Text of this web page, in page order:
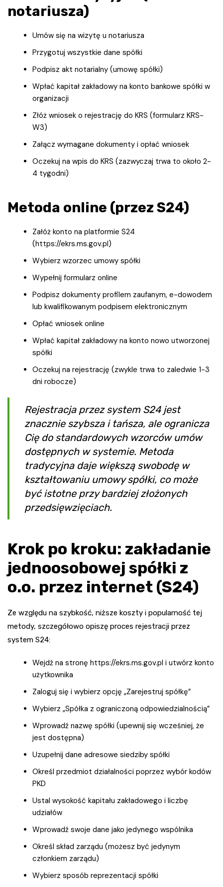
notariusza)
Umów się na wizytę u notariusza
Przygotuj wszystkie dane spółki
Podpisz akt notarialny (umowę spółki)
Wpłać kapitał zakładowy na konto bankowe spółki w
organizacji
Złóż wniosek o rejestrację do KRS (formularz KRS-
W3)
Załącz wymagane dokumenty i opłać wniosek
Oczekuj na wpis do KRS (zazwyczaj trwa to około 2-
4 tygodni)
Metoda online (przez S24)
Załóż konto na platformie S24
(https://ekrs.ms.gov.pl)
Wybierz wzorzec umowy spółki
Wypełnij formularz online
Podpisz dokumenty profilem zaufanym, e-dowodem
lub kwalifikowanym podpisem elektronicznym
Opłać wniosek online
Wpłać kapitał zakładowy na konto nowo utworzonej
spółki
Oczekuj na rejestrację (zwykle trwa to zaledwie 1-3
dni robocze)
Rejestracja przez system S24 jest
znacznie szybsza i tańsza, ale ogranicza
Cię do standardowych wzorców umów
dostępnych w systemie. Metoda
tradycyjna daje większą swobodę w
kształtowaniu umowy spółki, co może
być istotne przy bardziej złożonych
przedsięwzięciach.
Krok po kroku: zakładanie
jednoosobowej spółki z
o.o. przez internet (S24)
Ze względu na szybkość, niższe koszty i popularność tej
metody, szczegółowo opiszę proces rejestracji przez
system S24:
Wejdź na stronę https://ekrs.ms.gov.pl i utwórz konto
użytkownika
Zaloguj się i wybierz opcję „Zarejestruj spółkę”
Wybierz „Spółka z ograniczoną odpowiedzialnością”
Wprowadź nazwę spółki (upewnij się wcześniej, że
jest dostępna)
Uzupełnij dane adresowe siedziby spółki
Określ przedmiot działalności poprzez wybór kodów
PKD
Ustal wysokość kapitału zakładowego i liczbę
udziałów
Wprowadź swoje dane jako jedynego wspólnika
Określ skład zarządu (możesz być jedynym
członkiem zarządu)
Wybierz sposób reprezentacji spółki